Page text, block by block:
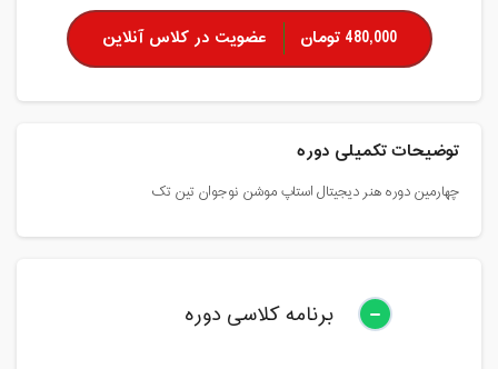
480,000 تومان عضویت در کلاس آنلاین
توضیحات تکمیلی دوره
چهارمین دوره هنر دیجیتال استاپ موشن نوجوان تین تک
برنامه کلاسی دوره